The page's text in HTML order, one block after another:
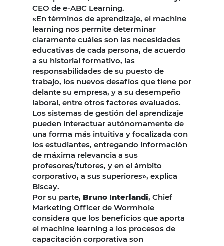
CEO de e-ABC Learning.
«En términos de aprendizaje, el machine
learning nos permite determinar
claramente cuáles son las necesidades
educativas de cada persona, de acuerdo
a su historial formativo, las
responsabilidades de su puesto de
trabajo, los nuevos desafíos que tiene por
delante su empresa, y a su desempeño
laboral, entre otros factores evaluados.
Los sistemas de gestión del aprendizaje
pueden interactuar autónomamente de
una forma más intuitiva y focalizada con
los estudiantes, entregando información
de máxima relevancia a sus
profesores/tutores, y en el ámbito
corporativo, a sus superiores», explica
Biscay.
Por su parte, Bruno Interlandi, Chief
Marketing Officer de Wormhole
considera que los beneficios que aporta
el machine learning a los procesos de
capacitación corporativa son